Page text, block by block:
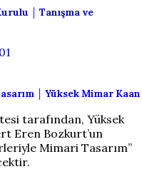
│ Tanışma ve
│ Yüksek Mimar Kaan
tarafından, Yüksek
Eren Bozkurt’un
Mimari Tasarım”